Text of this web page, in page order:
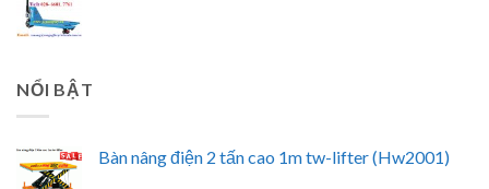
NỔI BẬT
Bàn nâng điện 2 tấn cao 1m tw-lifter (Hw2001)